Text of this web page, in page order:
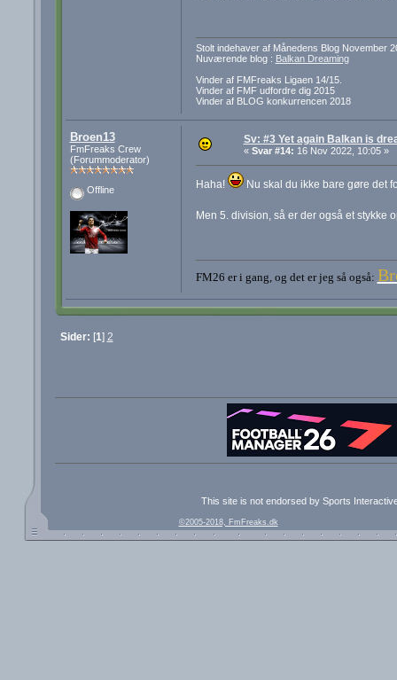
Stolt indehaver af Månedens Blog November
Nuværende blog : Balkan Dreaming
Vinder af FMFreaks Ligaen 14/15.
Vinder af FMF udfordre dig 2015
Vinder af BLOG konkurrencen 2018
Broen13
FmFreaks Crew
(Forummoderator)
Offline
Sv: #3 Yet again Balkan is
« Svar #14: 16 Nov 2022, 10:05 »
Haha! Nu skal du ikke bare gøre det
Men 5. division, så er der også et stykke
FM26 er i gang, og det er jeg så også:
Sider: [1] 2
This site is not endorsed by Sports
©2005-2018, FmFreaks.dk